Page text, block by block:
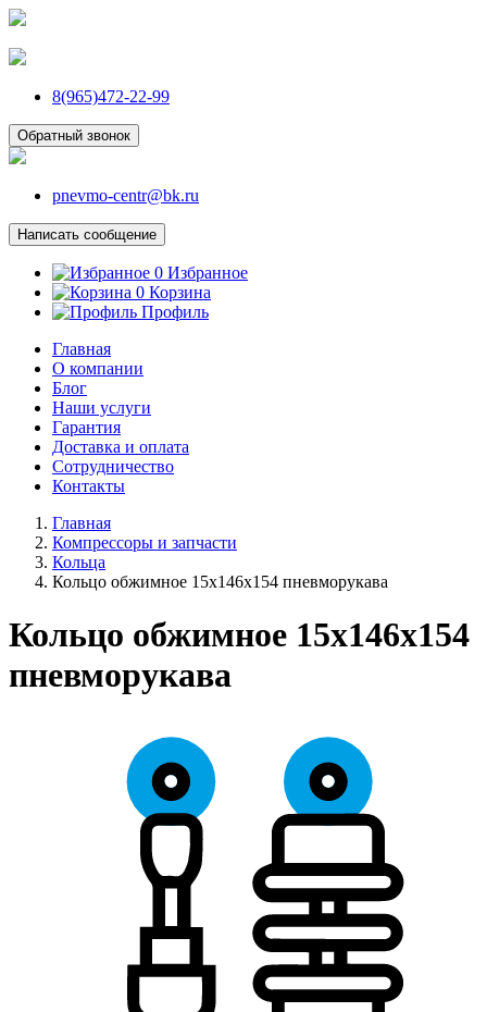
8(965)472-22-99
Обратный звонок
pnevmo-centr@bk.ru
Написать сообщение
0 Избранное
0 Корзина
Профиль
Главная
О компании
Блог
Наши услуги
Гарантия
Доставка и оплата
Сотрудничество
Контакты
Главная
Компрессоры и запчасти
Кольца
Кольцо обжимное 15х146х154 пневморукава
Кольцо обжимное 15х146х154
пневморукава